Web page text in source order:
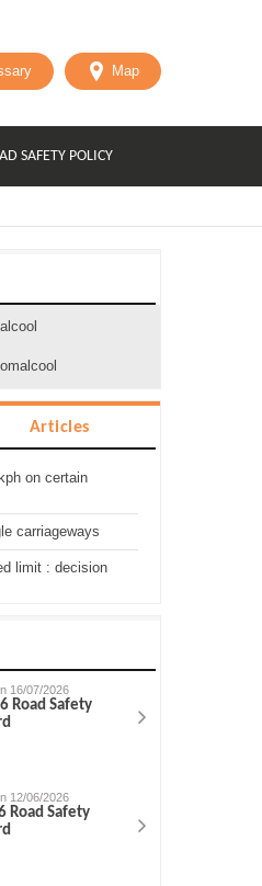
Map
SAFETY POLICY
Articles
on certain
carriageways
limit : decision
16/07/2026
Road Safety
12/06/2026
Road Safety